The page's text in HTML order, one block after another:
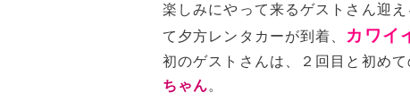
楽しみにやって来るゲストさん迎
て夕方レンタカーが到着、 カワイ
初のゲストさんは、２回目と初め
ちゃん。